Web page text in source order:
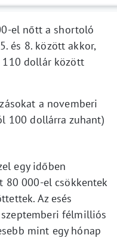
el nőtt a shortoló
és 8. között akkor,
110 dollár között
a novemberi
100 dollárra zuhant)
egy időben
80 000-el csökkentek
Az esés
félmilliós
mint egy hónap